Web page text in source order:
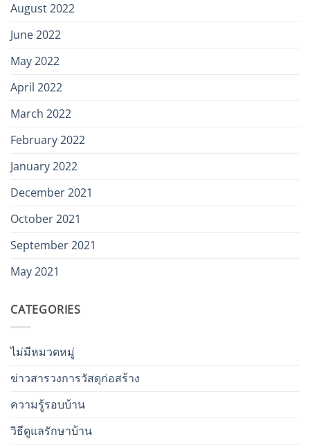
August 2022
June 2022
May 2022
April 2022
March 2022
February 2022
January 2022
December 2021
October 2021
September 2021
May 2021
CATEGORIES
ไม่มีหมวดหมู่
ข่าวสารวงการวัสดุก่อสร้าง
ความรู้รอบบ้าน
วิธีดูแลรักษาบ้าน